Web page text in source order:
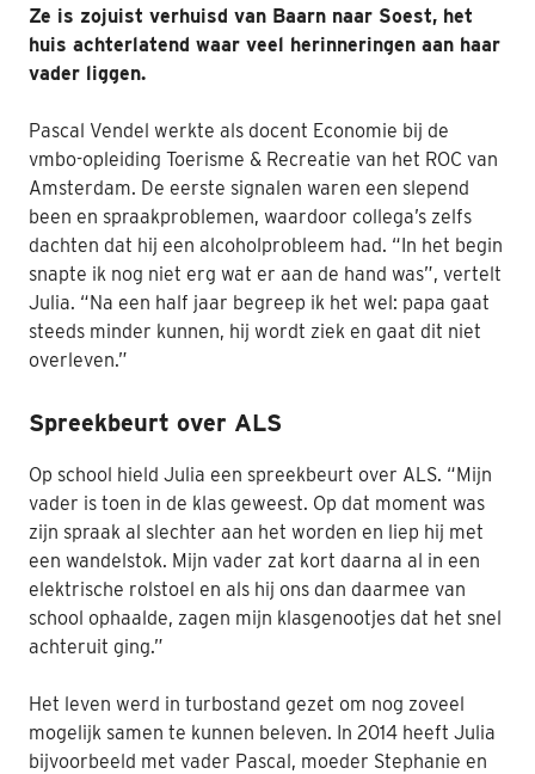
Nabestaanden
Webshop
Ze is zojuist verhuisd van Baarn naar Soest, het
huis achterlatend waar veel herinneringen aan haar
vader liggen.
Pascal Vendel werkte als docent Economie bij de
vmbo-opleiding Toerisme & Recreatie van het ROC van
Amsterdam. De eerste signalen waren een slepend
been en spraakproblemen, waardoor collega’s zelfs
dachten dat hij een alcoholprobleem had. “In het begin
snapte ik nog niet erg wat er aan de hand was”, vertelt
Julia. “Na een half jaar begreep ik het wel: papa gaat
steeds minder kunnen, hij wordt ziek en gaat dit niet
overleven.”
Spreekbeurt over ALS
Op school hield Julia een spreekbeurt over ALS. “Mijn
vader is toen in de klas geweest. Op dat moment was
zijn spraak al slechter aan het worden en liep hij met
een wandelstok. Mijn vader zat kort daarna al in een
elektrische rolstoel en als hij ons dan daarmee van
school ophaalde, zagen mijn klasgenootjes dat het snel
achteruit ging.”
Het leven werd in turbostand gezet om nog zoveel
mogelijk samen te kunnen beleven. In 2014 heeft Julia
bijvoorbeeld met vader Pascal, moeder Stephanie en